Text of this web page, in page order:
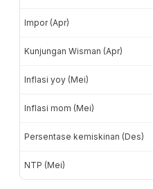
Impor (Apr)
Kunjungan Wisman (Apr)
Inflasi yoy (Mei)
Inflasi mom (Mei)
Persentase kemiskinan (Des)
NTP (Mei)